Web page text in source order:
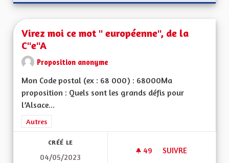
Virez moi ce mot " européenne", de la
C"e"A
Proposition anonyme
Mon Code postal (ex : 68 000) : 68000Ma
proposition : Quels sont les grands défis pour
l’Alsace...
Filtrer les résultats de la catégorie : Autres
Autres
CRÉÉ LE
04/05/2023
49 49 ABONNÉS
SUIVRE